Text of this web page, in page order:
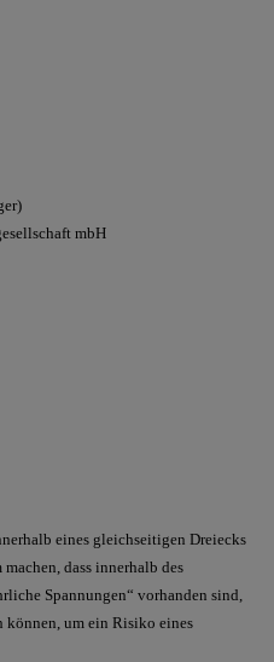
mbH
eines gleichseitigen Dreiecks
dass innerhalb des
Spannungen“ vorhanden sind,
können, um ein Risiko eines